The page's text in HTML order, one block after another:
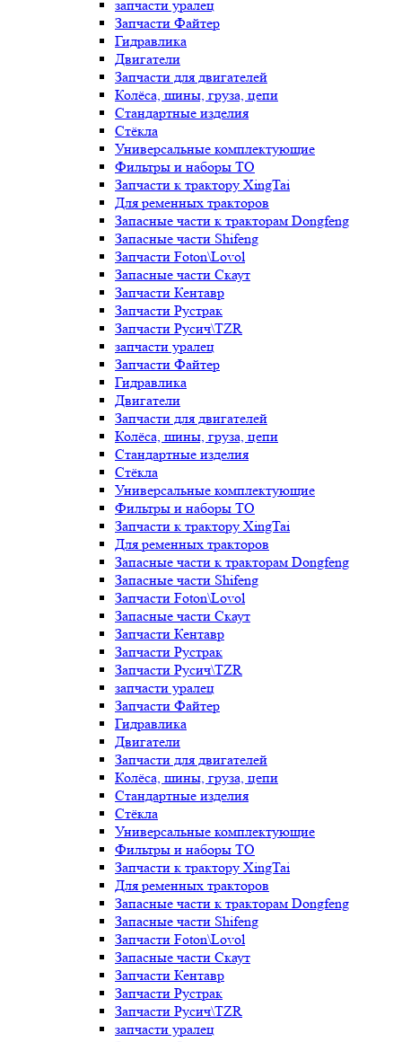
запчасти уралец
Запчасти Файтер
Гидравлика
Двигатели
Запчасти для двигателей
Колёса, шины, груза, цепи
Стандартные изделия
Стёкла
Универсальные комплектующие
Фильтры и наборы ТО
Запчасти к трактору XingTai
Для ременных тракторов
Запасные части к тракторам Dongfeng
Запасные части Shifeng
Запчасти Foton\Lovol
Запасные части Скаут
Запчасти Кентавр
Запчасти Рустрак
Запчасти Русич\TZR
запчасти уралец
Запчасти Файтер
Гидравлика
Двигатели
Запчасти для двигателей
Колёса, шины, груза, цепи
Стандартные изделия
Стёкла
Универсальные комплектующие
Фильтры и наборы ТО
Запчасти к трактору XingTai
Для ременных тракторов
Запасные части к тракторам Dongfeng
Запасные части Shifeng
Запчасти Foton\Lovol
Запасные части Скаут
Запчасти Кентавр
Запчасти Рустрак
Запчасти Русич\TZR
запчасти уралец
Запчасти Файтер
Гидравлика
Двигатели
Запчасти для двигателей
Колёса, шины, груза, цепи
Стандартные изделия
Стёкла
Универсальные комплектующие
Фильтры и наборы ТО
Запчасти к трактору XingTai
Для ременных тракторов
Запасные части к тракторам Dongfeng
Запасные части Shifeng
Запчасти Foton\Lovol
Запасные части Скаут
Запчасти Кентавр
Запчасти Рустрак
Запчасти Русич\TZR
запчасти уралец